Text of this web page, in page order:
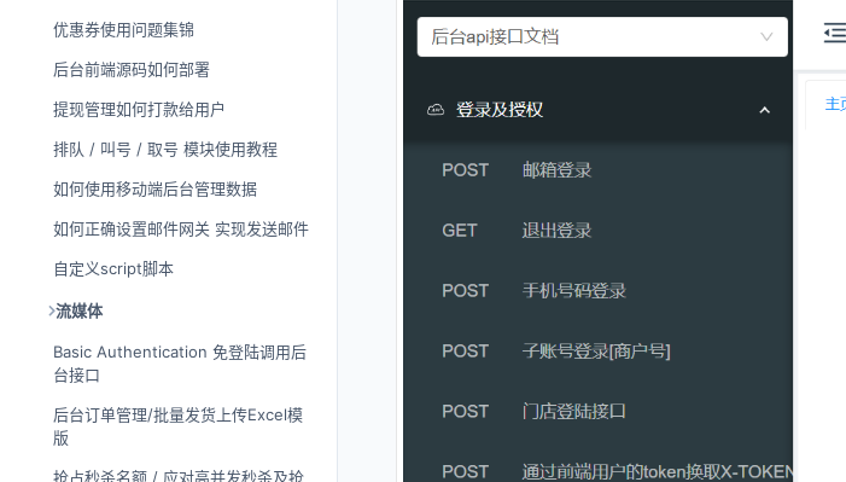
优惠券使用问题集锦
后台前端源码如何部署
提现管理如何打款给用户
排队 / 叫号 / 取号 模块使用教程
如何使用移动端后台管理数据
如何正确设置邮件网关 实现发送邮件
自定义script脚本
流媒体
Basic Authentication 免登陆调用后
台接口
后台订单管理/批量发货上传Excel模
版
抢占秒杀名额 / 应对高并发秒杀及抢